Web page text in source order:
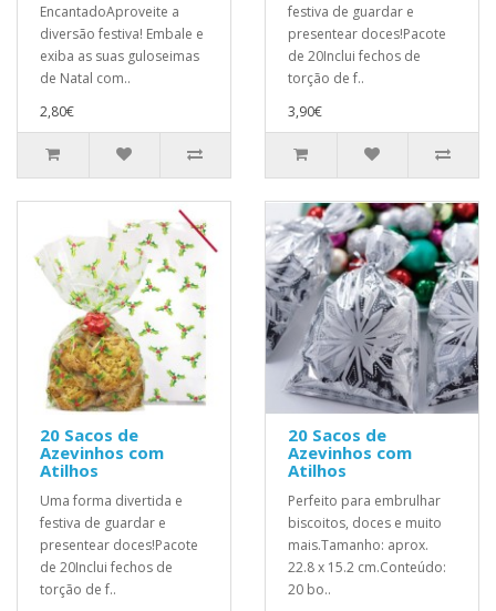
EncantadoAproveite a
diversão festiva! Embale e
exiba as suas guloseimas
de Natal com..
2,80€
festiva de guardar e
presentear doces!Pacote
de 20Inclui fechos de
torção de f..
3,90€
20 Sacos de
Azevinhos com
Atilhos
Uma forma divertida e
festiva de guardar e
presentear doces!Pacote
de 20Inclui fechos de
torção de f..
20 Sacos de
Azevinhos com
Atilhos
Perfeito para embrulhar
biscoitos, doces e muito
mais.Tamanho: aprox.
22.8 x 15.2 cm.Conteúdo:
20 bo..